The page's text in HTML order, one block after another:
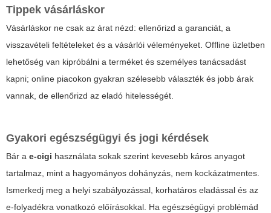
Tippek vásárláskor
Vásárláskor ne csak az árat nézd: ellenőrizd a garanciát, a
visszavételi feltételeket és a vásárlói véleményeket. Offline üzletben
lehetőség van kipróbálni a terméket és személyes tanácsadást
kapni; online piacokon gyakran szélesebb választék és jobb árak
vannak, de ellenőrizd az eladó hitelességét.
Gyakori egészségügyi és jogi kérdések
Bár a e-cigi használata sokak szerint kevesebb káros anyagot
tartalmaz, mint a hagyományos dohányzás, nem kockázatmentes.
Ismerkedj meg a helyi szabályozással, korhatáros eladással és az
e-folyadékra vonatkozó előírásokkal. Ha egészségügyi problémád